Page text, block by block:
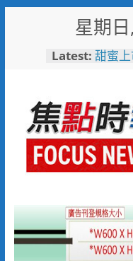
星期
Latest: 甜蜜
臺鐵
樂園
憶！
「火
雄親
「高
大免
起於
水墨